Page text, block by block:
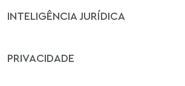
INTELIGÊNCIA JURÍDICA
PRIVACIDADE